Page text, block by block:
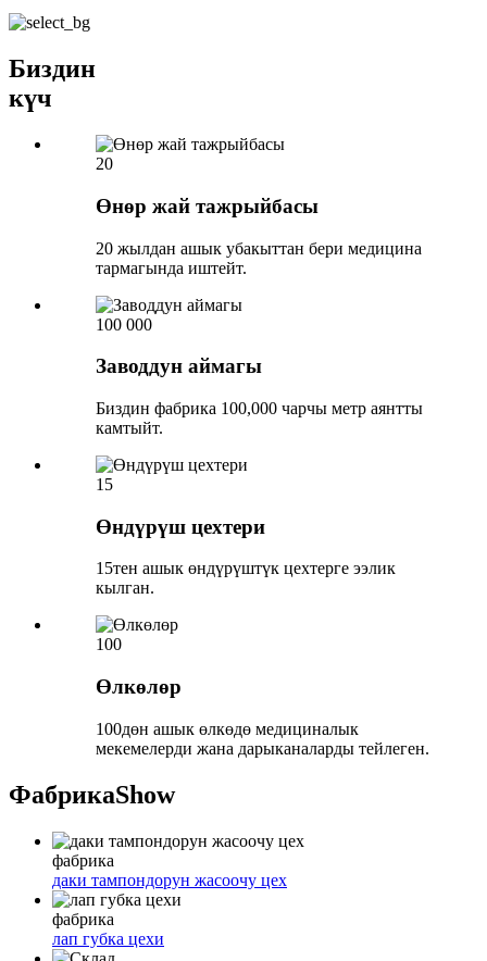
Биздин
күч
20
Өнөр жай тажрыйбасы
20 жылдан ашык убакыттан бери медицина
тармагында иштейт.
100 000
Заводдун аймагы
Биздин фабрика 100,000 чарчы метр аянтты
камтыйт.
15
Өндүрүш цехтери
15тен ашык өндүрүштүк цехтерге ээлик
кылган.
100
Өлкөлөр
100дөн ашык өлкөдө медициналык
мекемелерди жана дарыканаларды тейлеген.
ФабрикаShow
фабрика
даки тампондорун жасоочу цех
фабрика
лап губка цехи